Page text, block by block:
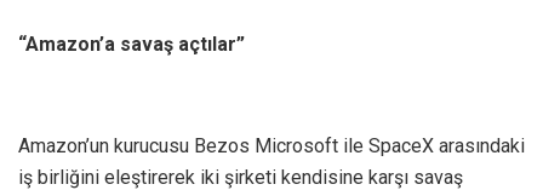
“Amazon’a savaş açtılar”
Amazon’un kurucusu Bezos Microsoft ile SpaceX arasındaki
iş birliğini eleştirerek iki şirketi kendisine karşı savaş